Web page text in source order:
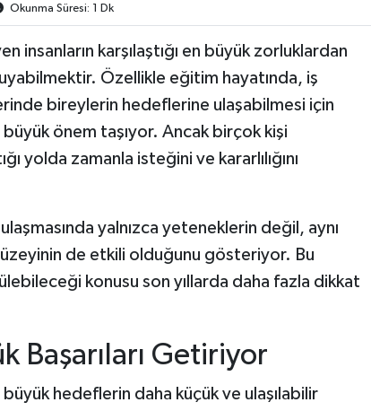
Okunma Süresi: 1 Dk
insanların karşılaştığı en büyük zorluklardan
Özellikle eğitim hayatında, iş
bireylerin hedeflerine ulaşabilmesi için
önem taşıyor. Ancak birçok kişi
yolda zamanla isteğini ve kararlılığını
yalnızca yeteneklerin değil, aynı
de etkili olduğunu gösteriyor. Bu
konusu son yıllarda daha fazla dikkat
Başarıları Getiriyor
büyük hedeflerin daha küçük ve ulaşılabilir